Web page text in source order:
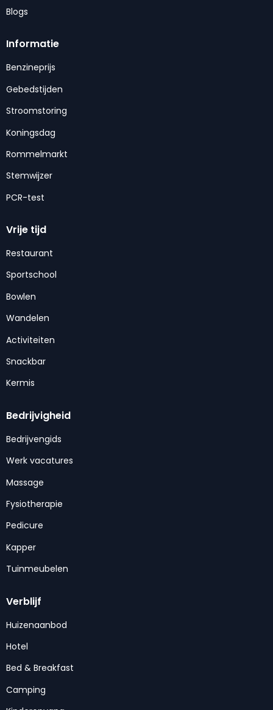
Blogs
Informatie
Benzineprijs
Gebedstijden
Stroomstoring
Koningsdag
Rommelmarkt
Stemwijzer
PCR-test
Vrije tijd
Restaurant
Sportschool
Bowlen
Wandelen
Activiteiten
Snackbar
Kermis
Bedrijvigheid
Bedrijvengids
Werk vacatures
Massage
Fysiotherapie
Pedicure
Kapper
Tuinmeubelen
Verblijf
Huizenaanbod
Hotel
Bed & Breakfast
Camping